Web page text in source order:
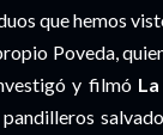
que hemos
Poveda,
y filmó